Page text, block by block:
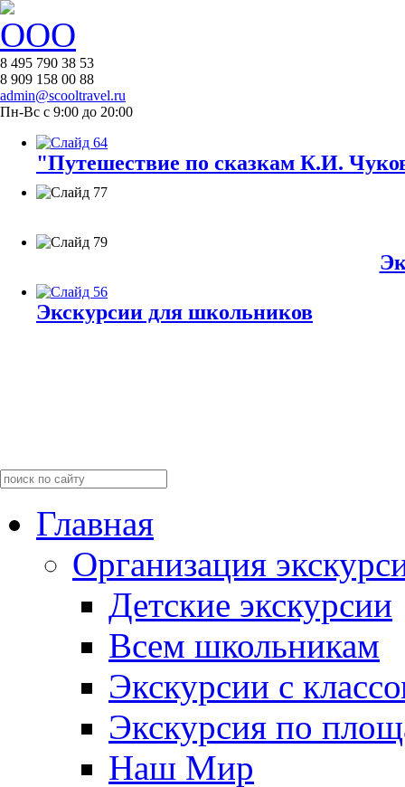
8 495 790 38 53
8 909 158 00 88
admin@scooltravel.ru
Пн-Вс с 9:00 до 20:00
"Путешествие по сказкам К.И.
Экскурсии для школьников
Главная
Организация
Детские экскурсии
Всем школьникам
Экскурсии c
Экскурсия по
Наш Мир